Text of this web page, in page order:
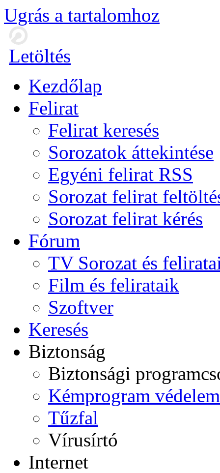
Ugrás a tartalomhoz
Letöltés
Kezdőlap
Felirat
Felirat keresés
Sorozatok áttekintése
Egyéni felirat RSS
Sorozat felirat
Sorozat felirat kérés
Fórum
TV Sorozat és
Film és felirataik
Szoftver
Keresés
Biztonság
Biztonsági
Kémprogram védelem
Tűzfal
Vírusírtó
Internet